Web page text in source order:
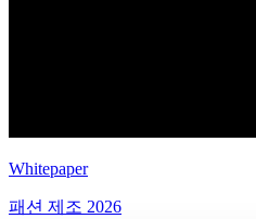
Whitepaper
패션 제조 2026